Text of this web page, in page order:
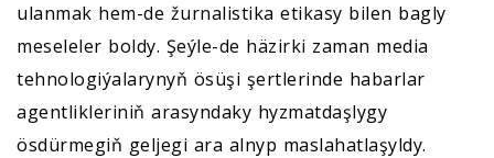
ulanmak hem-de žurnalistika etikasy bilen bagly
meseleler boldy. Şeýle-de häzirki zaman media
tehnologiýalarynyň ösüşi şertlerinde habarlar
agentlikleriniň arasyndaky hyzmatdaşlygy
ösdürmegiň geljegi ara alnyp maslahatlaşyldy.